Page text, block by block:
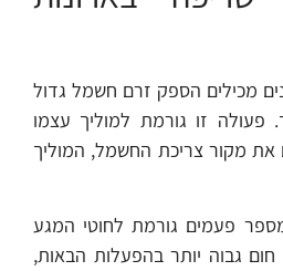
מכילים הספק זרם חשמל גדול
פעולה זו גורמת למוליך עצמו
מקור צריכת החשמל, המוליך
פעמים גורמת לחוטי המגע
חום גבוה יותר בהפעלות הבאות,